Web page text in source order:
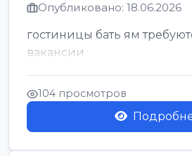
Опубликовано: 18.06.2026
гостиницы бать ям
вакансии
104 просмотров